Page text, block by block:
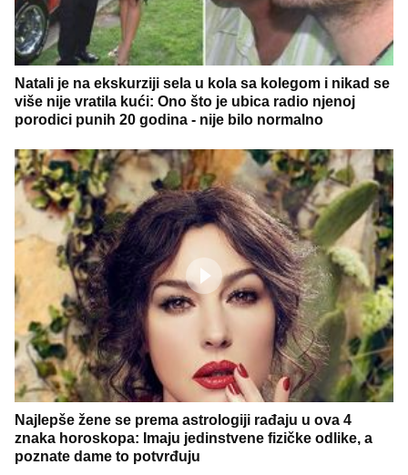
Natali je na ekskurziji sela u kola sa kolegom i nikad se
više nije vratila kući: Ono što je ubica radio njenoj
porodici punih 20 godina - nije bilo normalno
Najlepše žene se prema astrologiji rađaju u ova 4
znaka horoskopa: Imaju jedinstvene fizičke odlike, a
poznate dame to potvrđuju